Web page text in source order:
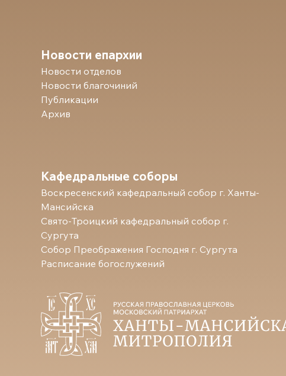
Новости епархии
Новости отделов
Новости благочиний
Публикации
Архив
Кафедральные соборы
Воскресенский кафедральный собор г. Ханты-
Мансийска
Свято-Троицкий кафедральный собор г.
Сургута
Собор Преображения Господня г. Сургута
Расписание богослужений